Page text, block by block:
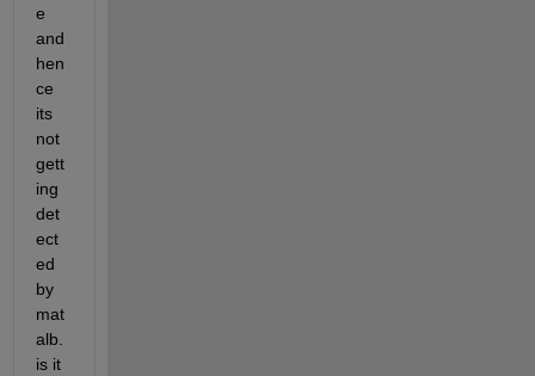
e
and
hen
ce
its
not
gett
ing
det
ect
ed
by
mat
alb.
is it